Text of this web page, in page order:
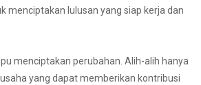
menciptakan lulusan yang siap kerja dan
menciptakan perubahan. Alih-alih hanya
yang dapat memberikan kontribusi